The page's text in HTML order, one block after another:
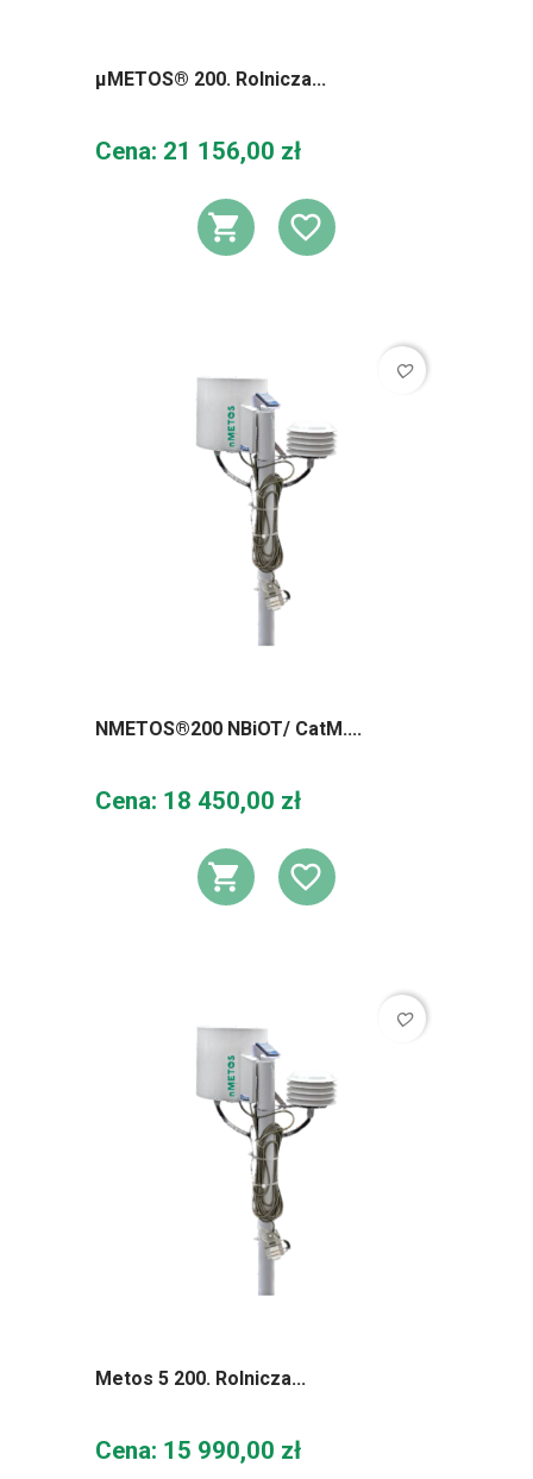
μMETOS® 200. Rolnicza...
Cena
Cena: 21 156,00 zł
DODAJ DO
DODAJ DO
favorite_border
NMETOS®200 NBiOT/ CatM....
Cena
Cena: 18 450,00 zł
DODAJ DO
DODAJ DO
favorite_border
Metos 5 200. Rolnicza...
Cena
Cena: 15 990,00 zł